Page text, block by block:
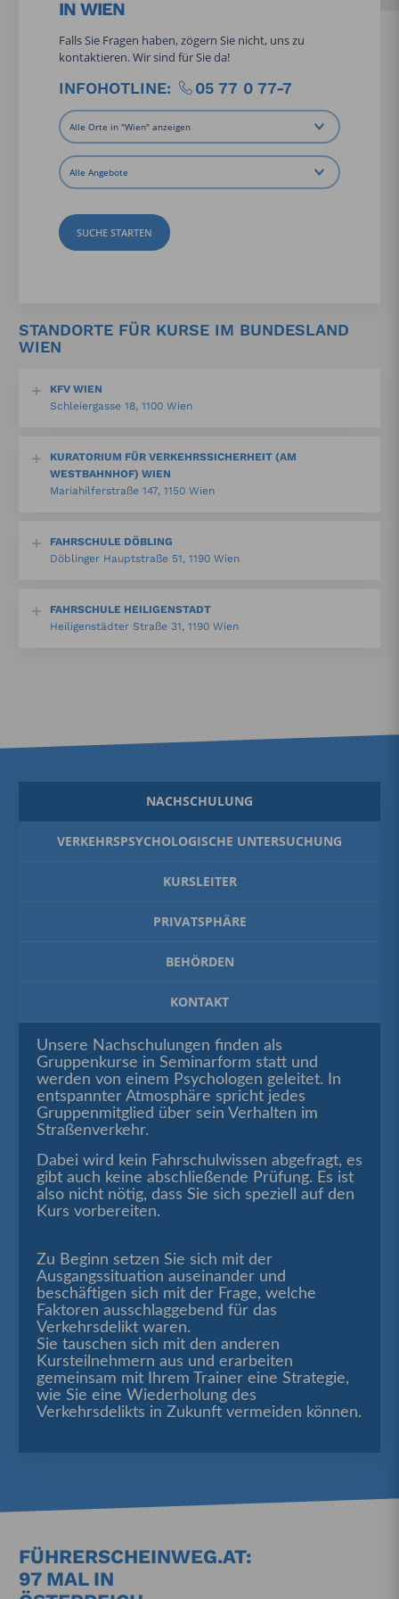
IN WIEN
Falls Sie Fragen haben, zögern Sie nicht, uns zu
kontaktieren. Wir sind für Sie da!
INFOHOTLINE: 05 77 0 77-7
SUCHE STARTEN
STANDORTE FÜR KURSE IM BUNDESLAND
WIEN
KFV WIEN
Schleiergasse 18, 1100 Wien
KURATORIUM FÜR VERKEHRSSICHERHEIT (AM
WESTBAHNHOF) WIEN
Mariahilferstraße 147, 1150 Wien
FAHRSCHULE DÖBLING
Döblinger Hauptstraße 51, 1190 Wien
FAHRSCHULE HEILIGENSTADT
Heiligenstädter Straße 31, 1190 Wien
NACHSCHULUNG
VERKEHRSPSYCHOLOGISCHE UNTERSUCHUNG
KURSLEITER
PRIVATSPHÄRE
BEHÖRDEN
KONTAKT
Unsere Nachschulungen finden als
Gruppenkurse in Seminarform statt und
werden von einem Psychologen geleitet. In
entspannter Atmosphäre spricht jedes
Gruppenmitglied über sein Verhalten im
Straßenverkehr.
Dabei wird kein Fahrschulwissen abgefragt, es
gibt auch keine abschließende Prüfung. Es ist
also nicht nötig, dass Sie sich speziell auf den
Kurs vorbereiten.
Zu Beginn setzen Sie sich mit der
Ausgangssituation auseinander und
beschäftigen sich mit der Frage, welche
Faktoren ausschlaggebend für das
Verkehrsdelikt waren.
Sie tauschen sich mit den anderen
Kursteilnehmern aus und erarbeiten
gemeinsam mit Ihrem Trainer eine Strategie,
wie Sie eine Wiederholung des
Verkehrsdelikts in Zukunft vermeiden können.
FÜHRERSCHEINWEG.AT:
97 MAL IN